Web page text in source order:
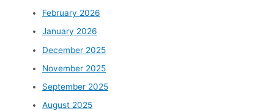
February 2026
January 2026
December 2025
November 2025
September 2025
August 2025